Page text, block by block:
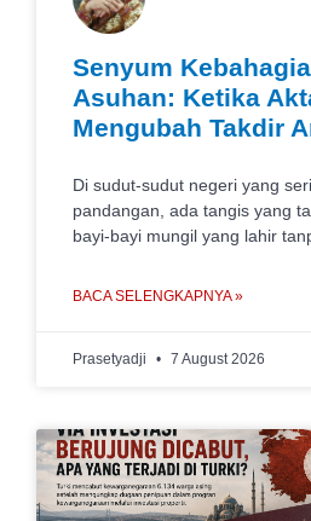
Senyum
Asuhan: Ketika
Mengubah Takdir
Di sudut-sudut negeri yang
pandangan, ada tangis yang
bayi-bayi mungil yang lahir
BACA SELENGKAPNYA »
Prasetyadji 7 August 2026